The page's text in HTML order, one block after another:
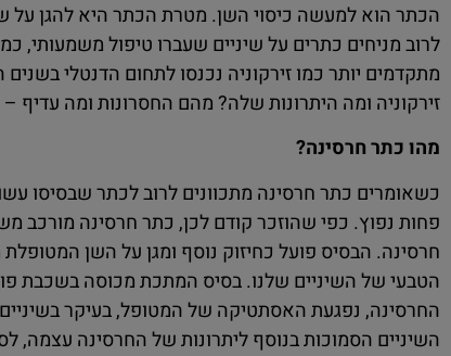
הכתר הוא למעשה כיסוי השן. מטרת הכתר היא להגן על
לרוב מניחים כתרים על שיניים שעברו טיפול משמעותי,
מתקדמים יותר כמו זירקוניה נכנסו לתחום הדנטלי
זירקוניה ומה היתרונות שלה? מהם החסרונות ומה עדיף –
מהו כתר חרסינה?
כשאומרים כתר חרסינה מתכוונים לרוב לכתר שבסיסו
פחות נפוץ. כפי שהוזכר קודם לכן, כתר חרסינה מורכב
חרסינה. הבסיס פועל כחיזוק נוסף ומגן על השן
הטבעי של השיניים שלנו. בסיס המתכת מכוסה בשכבת
החרסינה, נפגעת האסתטיקה של המטופל, בעיקר
השיניים הסמוכות בנוסף ליתרונות של החרסינה עצמה,